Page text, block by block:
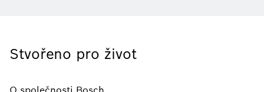
Stvořeno pro život